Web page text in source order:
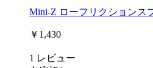
Mini-Z ローフリクションス
￥1,430
1 レビュー